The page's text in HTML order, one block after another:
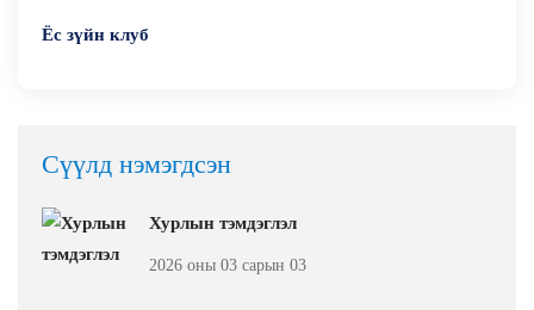
Ёс зүйн клуб
Сүүлд нэмэгдсэн
Хурлын тэмдэглэл
2026 оны 03 сарын 03